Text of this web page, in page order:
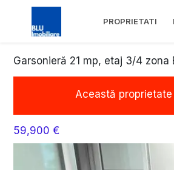
PROPRIETATI
Garsonieră 21 mp, etaj 3/4
Această
59,900 €